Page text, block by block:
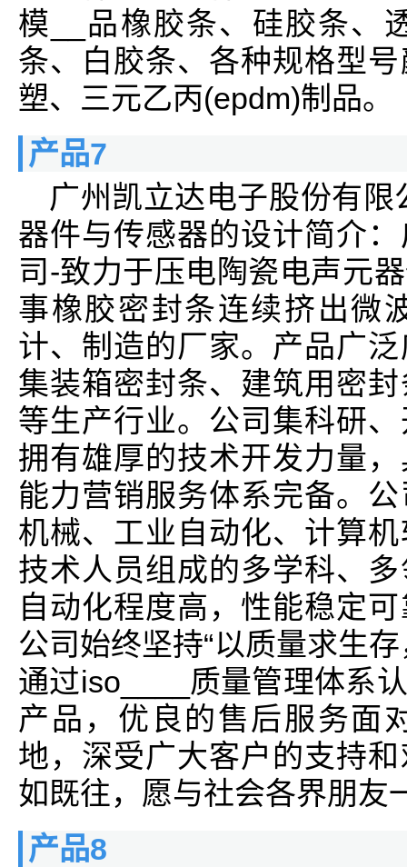
模__品橡胶条、硅胶条、
条、白胶条、各种规格型
塑、三元乙丙(epdm)制品。
产品7
广州凯立达电子股份有
器件与传感器的设计简介
司-致力于压电陶瓷电声元
事橡胶密封条连续挤出微
计、制造的厂家。产品广
集装箱密封条、建筑用密
等生产行业。公司集科研
拥有雄厚的技术开发力量
能力营销服务体系完备。
机械、工业自动化、计算
技术人员组成的多学科、
自动化程度高，性能稳定
公司始终坚持“以质量求生
通过iso____质量管理体系
产品，优良的售后服务面
地，深受广大客户的支持
如既往，愿与社会各界朋友
产品8